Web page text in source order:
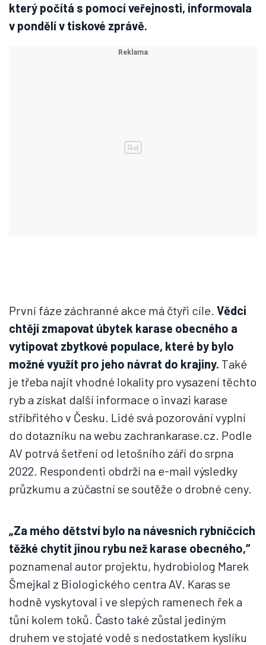
který počítá s pomocí veřejnosti, informovala
v pondělí v tiskové zprávě.
První fáze záchranné akce má čtyři cíle. Vědci
chtějí zmapovat úbytek karase obecného a
vytipovat zbytkové populace, které by bylo
možné využít pro jeho návrat do krajiny. Také
je třeba najít vhodné lokality pro vysazení těchto
ryb a získat další informace o invazi karase
stříbřitého v Česku. Lidé svá pozorování vyplní
do dotazníku na webu zachrankarase.cz. Podle
AV potrvá šetření od letošního září do srpna
2022. Respondenti obdrží na e-mail výsledky
průzkumu a zúčastní se soutěže o drobné ceny.
„Za mého dětství bylo na návesních rybníčcích
těžké chytit jinou rybu než karase obecného,“
poznamenal autor projektu, hydrobiolog Marek
Šmejkal z Biologického centra AV. Karas se
hodně vyskytoval i ve slepých ramenech řek a
tůní kolem toků. Často také zůstal jediným
druhem ve stojaté vodě s nedostatkem kyslíku